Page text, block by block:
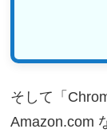
そして「
Amazon.com